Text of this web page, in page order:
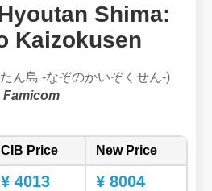
Shima:
Kaizokusen
ん島 -なぞのかいぞくせん-)
Famicom
CIB Price New Price
¥ 4013 ¥ 8004